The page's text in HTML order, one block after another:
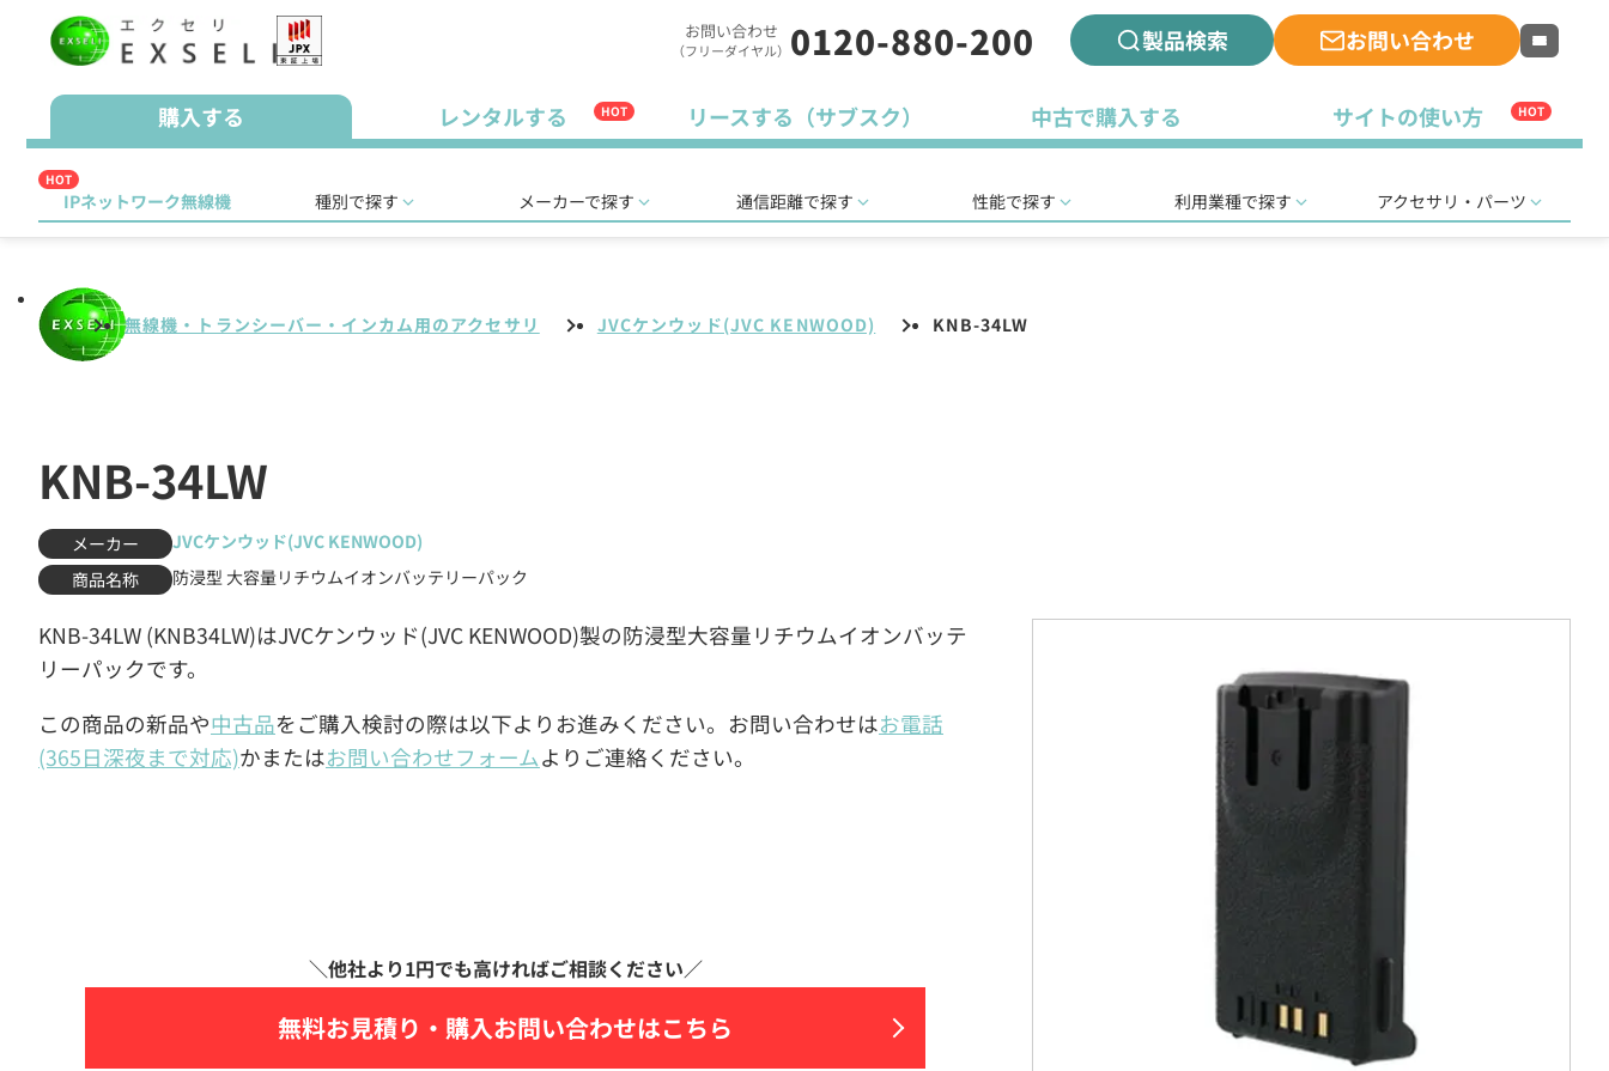
お問い合わせ
（フリーダイヤル） 0120-880-200 製品検索 お問い合わせ
購入する レンタルする HOT リースする（サブスク） 中古で購入する サイトの使い方 HOT
HOT
IPネットワーク無線機 種別で探す メーカーで探す 通信距離で探す 性能で探す 利用業種で探す アクセサリ・パーツ
無線機・トランシーバー・インカム用のアクセサリ JVCケンウッド(JVC KENWOOD) KNB-34LW
KNB-34LW
メーカー
JVCケンウッド(JVC KENWOOD)
商品名称
防浸型 大容量リチウムイオンバッテリーパック
KNB-34LW (KNB34LW)はJVCケンウッド(JVC KENWOOD)製の防浸型大容量リチウムイオンバッテ
リーパックです。
この商品の新品や中古品をご購入検討の際は以下よりお進みください。お問い合わせはお電話
(365日深夜まで対応)かまたはお問い合わせフォームよりご連絡ください。
無料お見積り・ 購入お問い合わせはこちら